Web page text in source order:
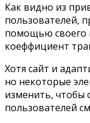
Как видно из
пользователей,
помощью своего
коеффициент
Хотя сайт и
но некоторые
изменить, чтобы
пользователей